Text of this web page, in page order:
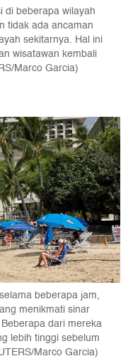
di beberapa wilayah
tidak ada ancaman
sekitarnya. Hal ini
wisatawan kembali
Marco Garcia)
beberapa jam,
menikmati sinar
dari mereka
lebih tinggi sebelum
Marco Garcia)